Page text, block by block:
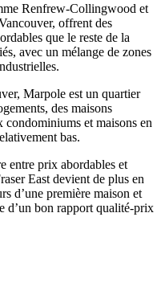
Renfrew-Collingwood et
offrent des
que le reste de la
avec un mélange de zones
Marpole est un quartier
des maisons
et maisons en
bas.
entre prix abordables et
East devient de plus en
d’une première maison et
d’un bon rapport qualité-prix